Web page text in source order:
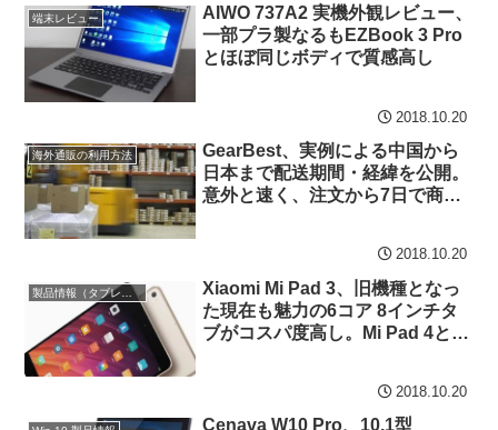
端末レビュー
AIWO 737A2 実機外観レビュー、
一部プラ製なるもEZBook 3 Pro
とほぼ同じボディで質感高し
2018.10.20
海外通販の利用方法
GearBest、実例による中国から
日本まで配送期間・経緯を公開。
意外と速く、注文から7日で商品
2018.10.20
Xiaomi Mi Pad 3、旧機種となっ
た現在も魅力の6コア 8インチタ
ブがコスパ度高し。Mi Pad 4との
2018.10.20
Cenava W10 Pro、10.1型